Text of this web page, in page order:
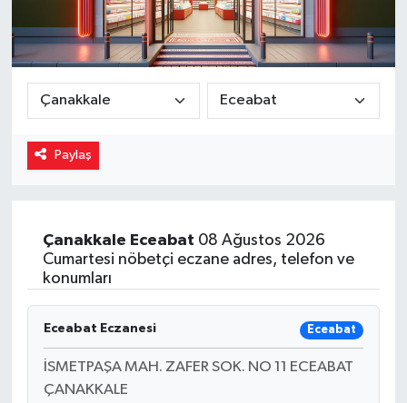
Paylaş
Çanakkale Eceabat 08 Ağustos 2026
Cumartesi nöbetçi eczane adres, telefon ve
konumları
Eceabat Eczanesi Eceabat
İSMETPAŞA MAH. ZAFER SOK. NO 11 ECEABAT
ÇANAKKALE
Magazin
Sağlık
Spor
Yaşam